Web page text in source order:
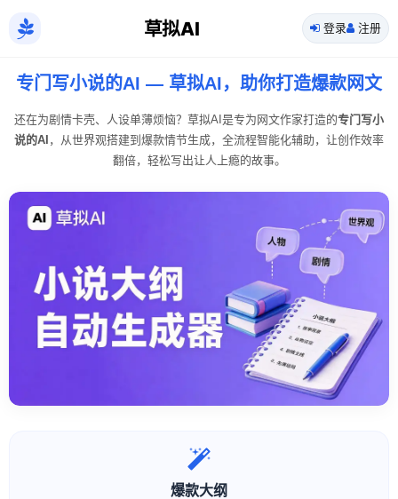
草拟AI 登录 注册
专门写小说的AI — 草拟AI，助你打造爆款网文
还在为剧情卡壳、人设单薄烦恼？草拟AI是专为网文作家打造的专门写小
说的AI ，从世界观搭建到爆款情节生成，全流程智能化辅助，让创作效率
翻倍，轻松写出让人上瘾的故事。
爆款大纲